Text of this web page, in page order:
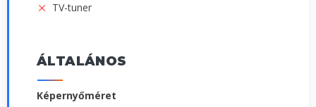
TV-tuner
ÁLTALÁNOS
Képernyőméret